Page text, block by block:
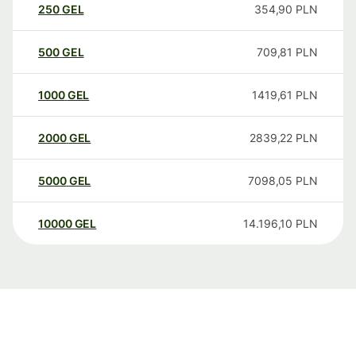
250GEL 354,90 PLN
500GEL 709,81 PLN
1000GEL 1419,61 PLN
2000GEL 2839,22 PLN
5000GEL 7098,05 PLN
10000 GEL 14.196,10 PLN